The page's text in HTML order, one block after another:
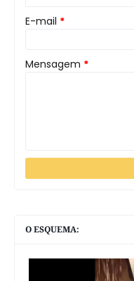
E-mail *
Mensagem *
O ESQUEMA: